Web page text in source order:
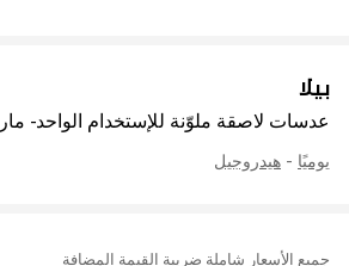
بيلا
عدسات لاصقة ملوّنة للإستخدام الواحد -
يوميًا - هيدروجيل
جميع الأسعار شاملة ضريبة القيمة المضافة